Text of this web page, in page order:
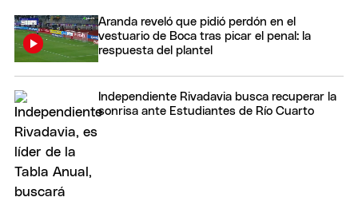
Aranda reveló que pidió perdón en el
vestuario de Boca tras picar el penal: la
respuesta del plantel
Independiente Rivadavia busca recuperar la
sonrisa ante Estudiantes de Río Cuarto